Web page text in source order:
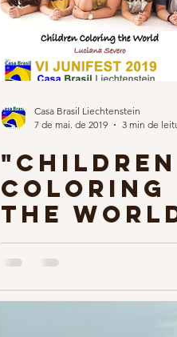
Casa Brasil Liechtenstein
7 de mai. de 2019
3 min de
"CHILDREN
COLORING
THE
15 junho
Vaduzer
Saal -